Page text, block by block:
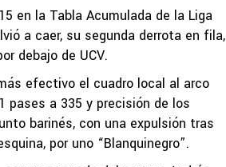
en la Tabla Acumulada de la Liga
a caer, su segunda derrota en fila,
debajo de UCV.
efectivo el cuadro local al arco
pases a 335 y precisión de los
barinés, con una expulsión tras
por uno “Blanquinegro”.